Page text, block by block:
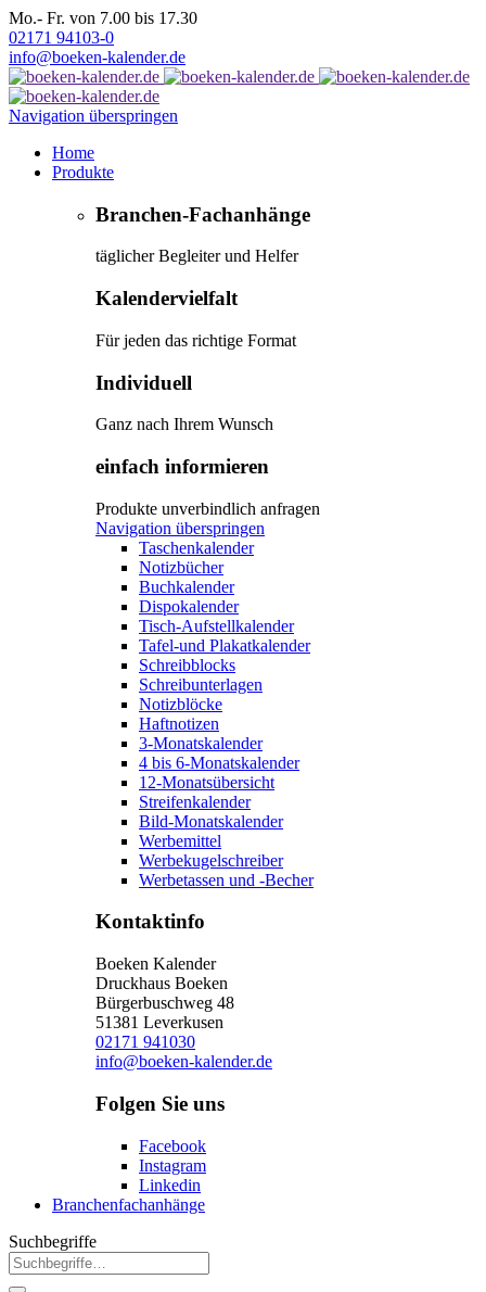
Mo.- Fr. von 7.00 bis 17.30
02171 94103-0
info@boeken-kalender.de
Navigation überspringen
Home
Produkte
Branchen-Fachanhänge
täglicher Begleiter und Helfer
Kalendervielfalt
Für jeden das richtige Format
Individuell
Ganz nach Ihrem Wunsch
einfach informieren
Produkte unverbindlich anfragen
Navigation überspringen
Taschenkalender
Notizbücher
Buchkalender
Dispokalender
Tisch-Aufstellkalender
Tafel-und Plakatkalender
Schreibblocks
Schreibunterlagen
Notizblöcke
Haftnotizen
3-Monatskalender
4 bis 6-Monatskalender
12-Monatsübersicht
Streifenkalender
Bild-Monatskalender
Werbemittel
Werbekugelschreiber
Werbetassen und -Becher
Kontaktinfo
Boeken Kalender
Druckhaus Boeken
Bürgerbuschweg 48
51381 Leverkusen
02171 941030
info@boeken-kalender.de
Folgen Sie uns
Facebook
Instagram
Linkedin
Branchenfachanhänge
Suchbegriffe